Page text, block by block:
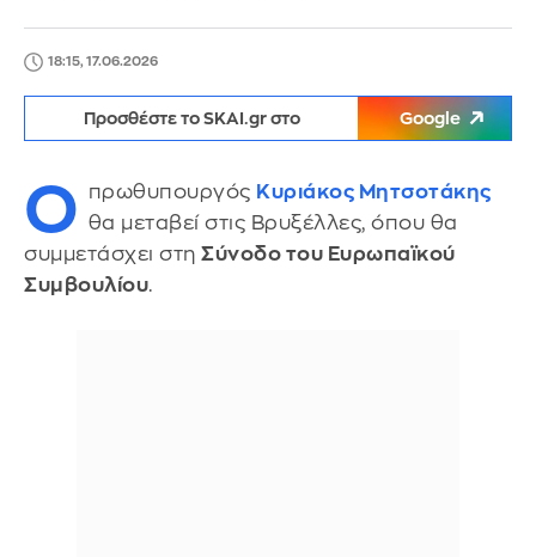
18:15, 17.06.2026
Προσθέστε το SKAI.gr στο Google
Ο πρωθυπουργός Κυριάκος Μητσοτάκης
θα μεταβεί στις Βρυξέλλες, όπου θα
συμμετάσχει στη Σύνοδο του Ευρωπαϊκού
Συμβουλίου.